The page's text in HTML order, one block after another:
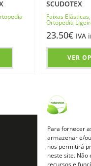
Para fornecer
armazenar e/
nos permitirá
neste site.
recursos e
SCUDOTEX
Faixas Elásticas,
Ortopedia
23.50€ IVA
VER
ZONA DE
Registo de Afiliado
Login de Afiliado